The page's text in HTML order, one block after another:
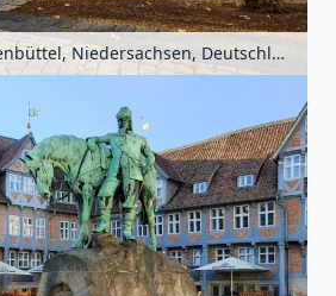
Stadtmarkt in Wolfenbüttel, Niedersachsen, Deutschland